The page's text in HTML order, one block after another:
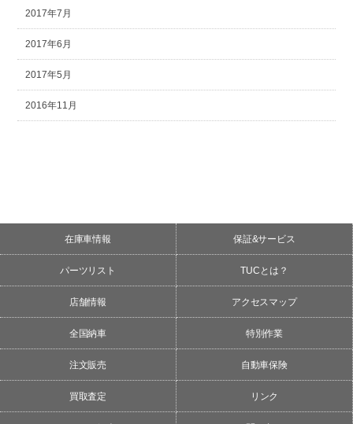
2017年7月
2017年6月
2017年5月
2016年11月
在庫車情報 保証&サービス
パーツリスト TUCとは？
店舗情報 アクセスマップ
全国納車 特別作業
注文販売 自動車保険
買取査定 リンク